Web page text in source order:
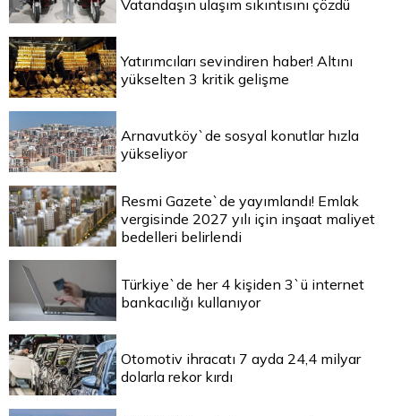
Vatandaşın ulaşım sıkıntısını çözdü
Yatırımcıları sevindiren haber! Altını
yükselten 3 kritik gelişme
Arnavutköy`de sosyal konutlar hızla
yükseliyor
Resmi Gazete`de yayımlandı! Emlak
vergisinde 2027 yılı için inşaat maliyet
bedelleri belirlendi
Türkiye`de her 4 kişiden 3`ü internet
bankacılığı kullanıyor
Otomotiv ihracatı 7 ayda 24,4 milyar
dolarla rekor kırdı